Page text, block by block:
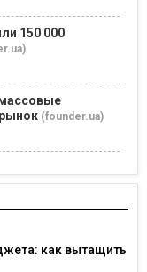
150 000
(founder.ua)
как вытащить